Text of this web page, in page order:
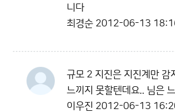
니다
최경순 2012-06-13
규모 2 지진은 지진계만 감
느끼지 못할텐데요.. 님은
이우진 2012-06-13